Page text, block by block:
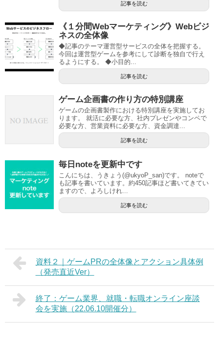
記事を読む
《１分間Webマーケティング》Webビジ
ネスの全体像
◆記事のテーマ運営型サービスの全体を把握する。
今回は運営型ゲームを参考にして診断を独自で行え
るようにする。 ◆小目的...
記事を読む
ゲーム企画書の作り方の特別講座
ゲームの企画書製作における特別講座を実施してお
ります。 就活に必要な方、社内プレゼンやコンペで
必要な方、営業資料に必要な方、資金調達...
記事を読む
毎日noteを更新中です
こんにちは、うきょう(@ukyoP_san)です。 noteで
も記事を書いています。約450記事ほど書いてきてい
ますので、よろしけれ...
記事を読む
資料２｜ゲームPRの全体像とアクション具体例
（発売直近Ver）
終了：ゲーム業界、就職・転職オンライン座談
会を実施（22.06.10開催分）